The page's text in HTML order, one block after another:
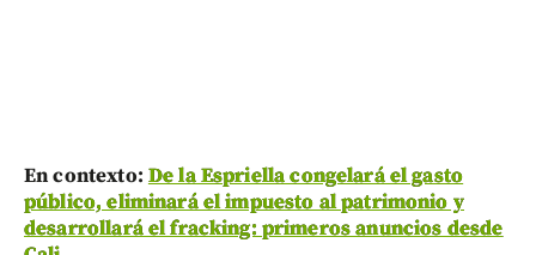
En contexto: De la Espriella congelará el gasto
público, eliminará el impuesto al patrimonio y
desarrollará el fracking: primeros anuncios desde